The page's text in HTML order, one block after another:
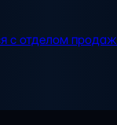
с отделом продаж